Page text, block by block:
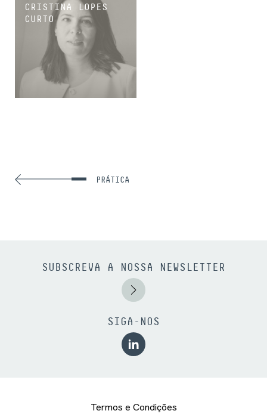
CRISTINA LOPES
CURTO
ASSOCIADA SÉNIOR
PRÁTICA
SUBSCREVA A NOSSA NEWSLETTER
SIGA-NOS
Termos e Condições